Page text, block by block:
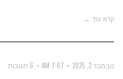
קרא עוד ←
נובמבר 2, 2025 7:07 AM 6 תגובות